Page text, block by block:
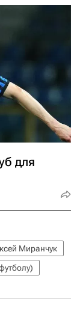
для
Миранчук